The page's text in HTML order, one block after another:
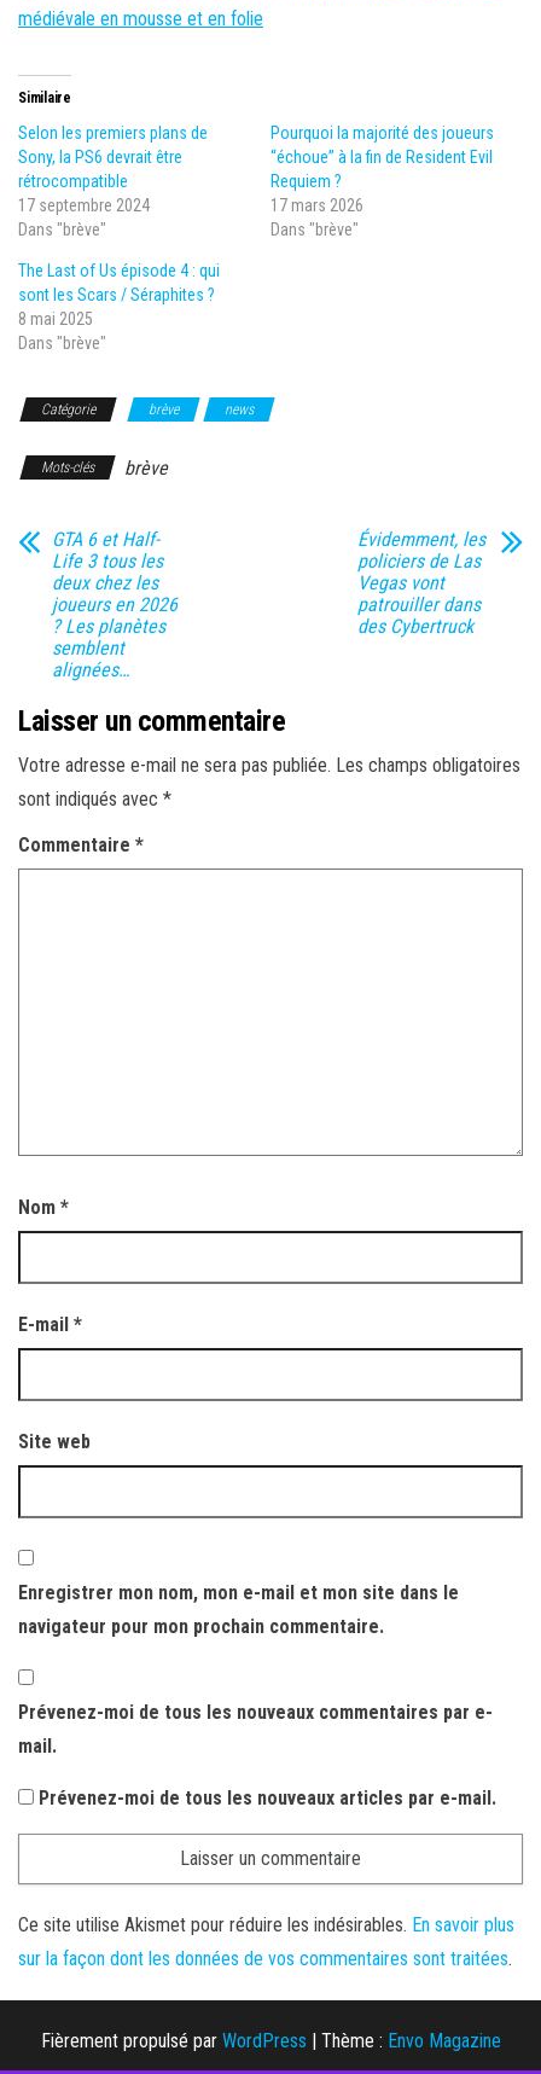
médiévale en mousse et en folie
Similaire
Selon les premiers plans de
Sony, la PS6 devrait être
rétrocompatible
17 septembre 2024
Dans "brève"
Pourquoi la majorité des joueurs
“échoue” à la fin de Resident Evil
Requiem ?
17 mars 2026
Dans "brève"
The Last of Us épisode 4 : qui
sont les Scars / Séraphites ?
8 mai 2025
Dans "brève"
Catégorie brève news
Mots-clés brève
GTA 6 et Half-
Life 3 tous les
deux chez les
joueurs en 2026
? Les planètes
semblent
alignées…
Évidemment, les
policiers de Las
Vegas vont
patrouiller dans
des Cybertruck
Laisser un commentaire
Votre adresse e-mail ne sera pas publiée. Les champs obligatoires
sont indiqués avec *
Commentaire *
Nom *
E-mail *
Site web
Enregistrer mon nom, mon e-mail et mon site dans le
navigateur pour mon prochain commentaire.
Prévenez-moi de tous les nouveaux commentaires par e-
mail.
Prévenez-moi de tous les nouveaux articles par e-mail.
Ce site utilise Akismet pour réduire les indésirables. En savoir plus
sur la façon dont les données de vos commentaires sont traitées.
Fièrement propulsé par WordPress | Thème : Envo Magazine